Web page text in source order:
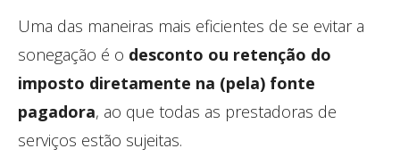
Uma das maneiras mais eficientes de se evitar a
sonegação é o desconto ou retenção do
imposto diretamente na (pela) fonte
pagadora, ao que todas as prestadoras de
serviços estão sujeitas.